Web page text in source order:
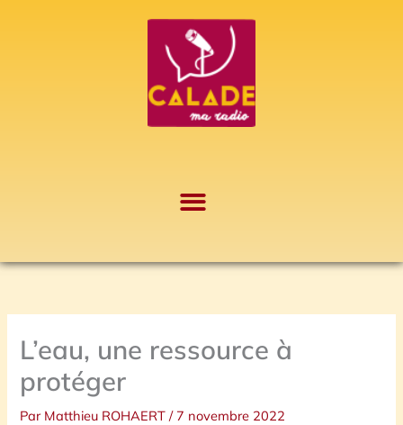
L’eau, une ressource à
protéger
Par Matthieu ROHAERT/ 7 novembre 2022